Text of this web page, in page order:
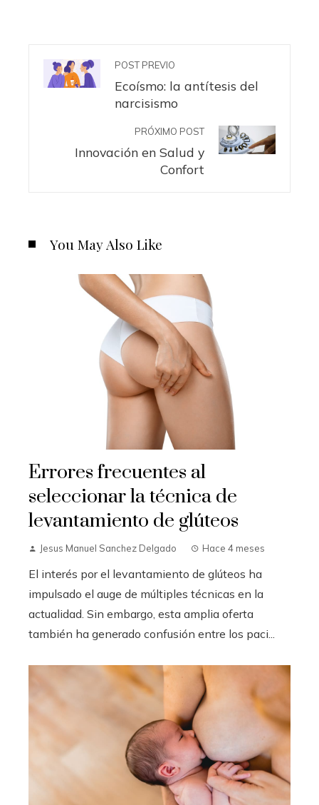
POST PREVIO
Ecoísmo: la antítesis del
narcisismo
PRÓXIMO POST
Innovación en Salud y
Confort
You May Also Like
Errores frecuentes al
seleccionar la técnica de
levantamiento de glúteos
Jesus Manuel Sanchez Delgado Hace 4 meses
El interés por el levantamiento de glúteos ha
impulsado el auge de múltiples técnicas en la
actualidad. Sin embargo, esta amplia oferta
también ha generado confusión entre los paci...